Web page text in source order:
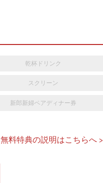
乾杯ドリンク
スクリーン
新郎新婦ペアディナー券
無料特典の説明はこちらへ >